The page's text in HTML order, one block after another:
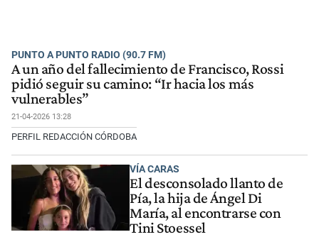
PUNTO A PUNTO RADIO (90.7 FM)
A un año del fallecimiento de Francisco, Rossi
pidió seguir su camino: “Ir hacia los más
vulnerables”
21-04-2026 13:28
PERFIL REDACCIÓN CÓRDOBA
VÍA CARAS
El desconsolado llanto de
Pía, la hija de Ángel Di
María, al encontrarse con
Tini Stoessel